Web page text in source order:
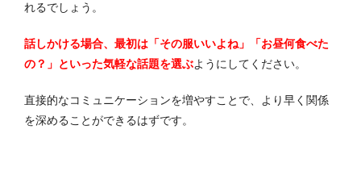
れるでしょう。
話しかける場合、最初は「その服いいよね」「お昼何食べた
の？」といった気軽な話題を選ぶようにしてください。
直接的なコミュニケーションを増やすことで、より早く関係
を深めることができるはずです。